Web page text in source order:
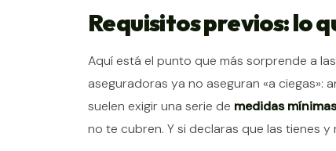
Requisitos previos: lo
Aquí está el punto que más sorprende a
aseguradoras ya no aseguran «a ciegas»:
suelen exigir una serie de medidas mínimas
no te cubren. Y si declaras que las tienes